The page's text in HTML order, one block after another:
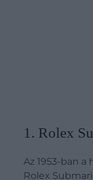
1. Rolex
Az 1953-ban
Rolex